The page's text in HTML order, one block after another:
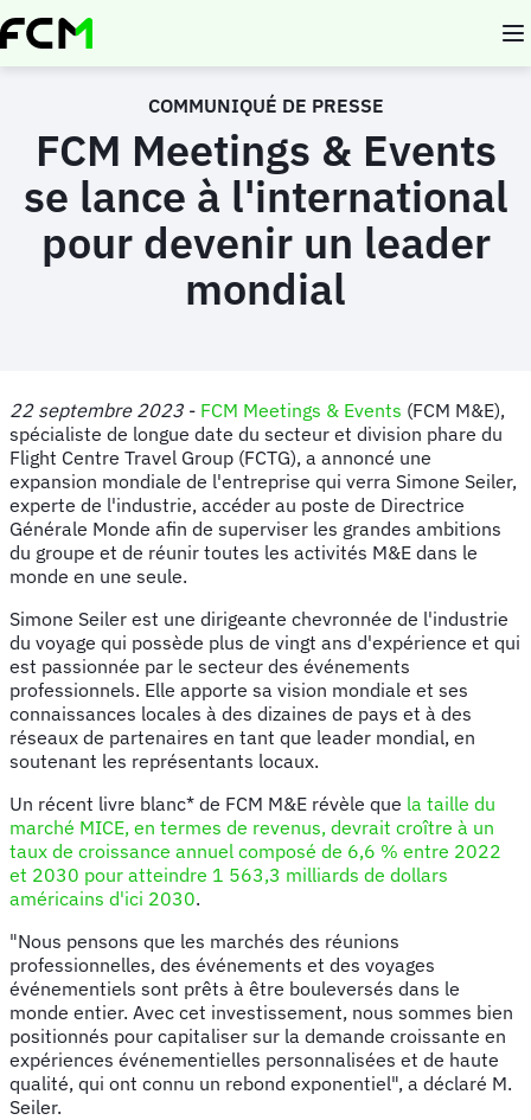
Aller
au
COMMUNIQUÉ DE PRESSE
FCM Meetings & Events
se lance à l'international
pour devenir un leader
mondial
22 septembre 2023 - FCM Meetings & Events (FCM M&E),
spécialiste de longue date du secteur et division phare du
Flight Centre Travel Group (FCTG), a annoncé une
expansion mondiale de l'entreprise qui verra Simone Seiler,
experte de l'industrie, accéder au poste de Directrice
Générale Monde afin de superviser les grandes ambitions
du groupe et de réunir toutes les activités M&E dans le
monde en une seule.
Simone Seiler est une dirigeante chevronnée de l'industrie
du voyage qui possède plus de vingt ans d'expérience et qui
est passionnée par le secteur des événements
professionnels. Elle apporte sa vision mondiale et ses
connaissances locales à des dizaines de pays et à des
réseaux de partenaires en tant que leader mondial, en
soutenant les représentants locaux.
Un récent livre blanc* de FCM M&E révèle que la taille du
marché MICE, en termes de revenus, devrait croître à un
taux de croissance annuel composé de 6,6 % entre 2022
et 2030 pour atteindre 1 563,3 milliards de dollars
américains d'ici 2030.
"Nous pensons que les marchés des réunions
professionnelles, des événements et des voyages
événementiels sont prêts à être bouleversés dans le
monde entier. Avec cet investissement, nous sommes bien
positionnés pour capitaliser sur la demande croissante en
expériences événementielles personnalisées et de haute
qualité, qui ont connu un rebond exponentiel", a déclaré M.
Seiler.